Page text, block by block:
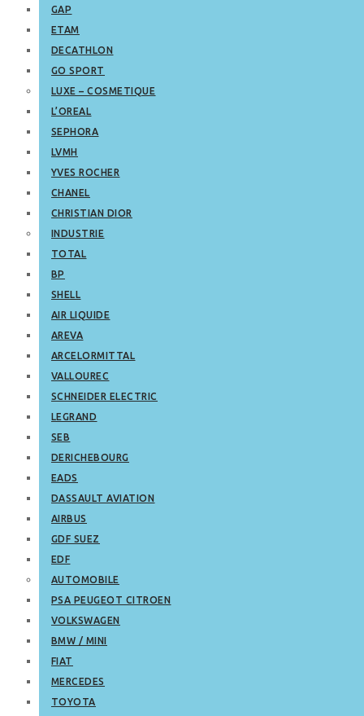
GAP
ETAM
DECATHLON
GO SPORT
LUXE – COSMETIQUE
L’OREAL
SEPHORA
LVMH
YVES ROCHER
CHANEL
CHRISTIAN DIOR
INDUSTRIE
TOTAL
BP
SHELL
AIR LIQUIDE
AREVA
ARCELORMITTAL
VALLOUREC
SCHNEIDER ELECTRIC
LEGRAND
SEB
DERICHEBOURG
EADS
DASSAULT AVIATION
AIRBUS
GDF SUEZ
EDF
AUTOMOBILE
PSA PEUGEOT CITROEN
VOLKSWAGEN
BMW / MINI
FIAT
MERCEDES
TOYOTA